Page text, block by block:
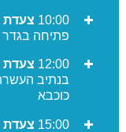
10:00 צעדת
פתיחה
12:00 צעדת
כוכבא
15:00 צעדת